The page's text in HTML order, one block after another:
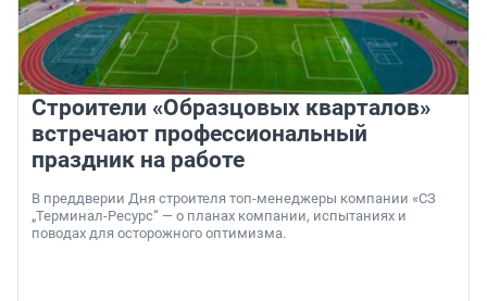
Строители «Образцовых кварталов»
встречают профессиональный
праздник на работе
В преддверии Дня строителя топ-менеджеры компании «СЗ
„Терминал-Ресурс“ — о планах компании, испытаниях и
поводах для осторожного оптимизма.